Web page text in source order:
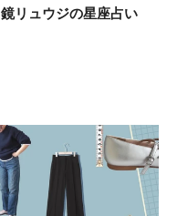
鏡リュウジの星座占い